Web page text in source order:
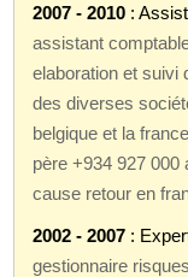
2007 - 2010 :
assistant
elaboration et suivi
des diverses
belgique et la
père +934 927 000
cause retour en
2002 - 2007 :
gestionnaire